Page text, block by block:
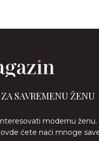
SAVREMENU ŽENU
modernu
ćete naći mnoge